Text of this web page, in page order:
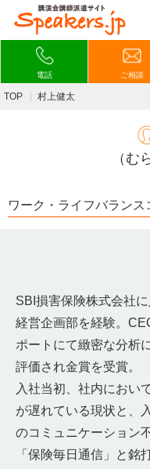
電話 ご相談
TOP 村上健太
（む
ワーク・ライフバランス
SBI損害保険株式会社
経営企画部を経験。
ポートにて緻密な分析
評価され金賞を受賞。
入社当初、社内におい
が遅れている現状と、
のコミュニケーション
「保険毎日通信」と銘